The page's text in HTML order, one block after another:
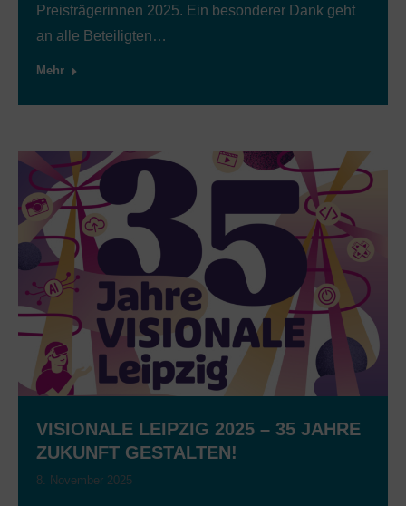
Preisträgerinnen 2025. Ein besonderer Dank geht
an alle Beteiligten…
Mehr
VISIONALE LEIPZIG 2025 – 35 JAHRE
ZUKUNFT GESTALTEN!
8. November 2025